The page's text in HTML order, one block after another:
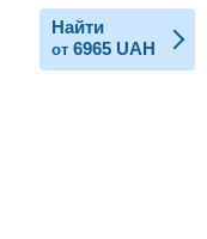
Найти
от 6965 UAH